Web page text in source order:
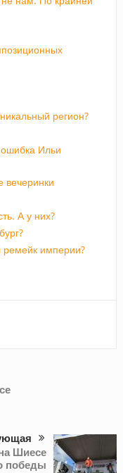
регион?
ошибка Ильи
вечеринки
А у них?
империи?
Шиесе
победы